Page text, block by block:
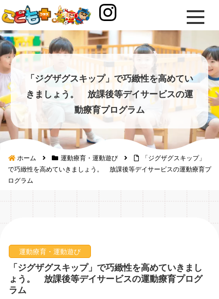
「ジグザグスキップ」で巧緻性を高めてい
きましょう。 放課後等デイサービスの運
動療育プログラム
ホーム 運動療育・運動遊び
「ジグザグスキップ」
で巧緻性を高めていきましょう。 放課後等デイサービスの運動療育プ
ログラム
運動療育・運動遊び
「ジグザグスキップ」で巧緻性を高めていきまし
ょう。 放課後等デイサービスの運動療育プログ
ラム